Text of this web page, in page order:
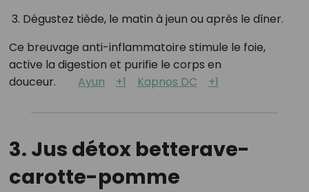
Dégustez tiède, le matin à jeun ou après le dîner.
Ce breuvage anti-inflammatoire stimule le foie,
active la digestion et purifie le corps en
douceur.
Ayun +1 Kapnos DC +1
3. Jus détox betterave-
carotte-pomme